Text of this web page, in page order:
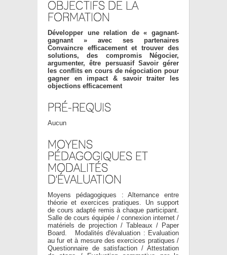
OBJECTIFS DE LA
FORMATION
Développer une relation de « gagnant-
gagnant » avec ses partenaires
Convaincre efficacement et trouver des
solutions, des compromis Négocier,
argumenter, être persuasif Savoir gérer
les conflits en cours de négociation pour
gagner en impact & savoir traiter les
objections efficacement
PRÉ-REQUIS
Aucun
MOYENS
PÉDAGOGIQUES ET
MODALITÉS
D'ÉVALUATION
Moyens pédagogiques : Alternance entre
théorie et exercices pratiques. Un support
de cours adapté remis à chaque participant.
Salle de cours équipée / connexion internet /
matériels de projection / Tableaux / Paper
Board. Modalités d'évaluation : Evaluation
au fur et à mesure des exercices pratiques /
Questionnaire de satisfaction / Attestation